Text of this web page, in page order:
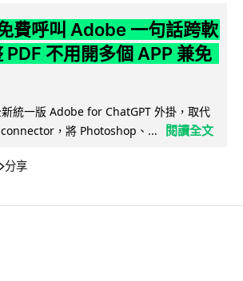
費呼叫 Adobe 一句話跨軟
PDF 不用開多個 APP 兼免
統一版 Adobe for ChatGPT 外掛，取代
，將 Photoshop、...
閱讀全文
分享